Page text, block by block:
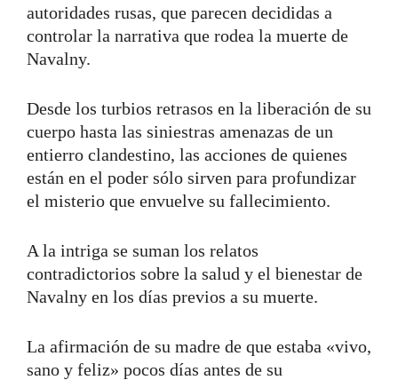
autoridades rusas, que parecen decididas a
controlar la narrativa que rodea la muerte de
Navalny.
Desde los turbios retrasos en la liberación de su
cuerpo hasta las siniestras amenazas de un
entierro clandestino, las acciones de quienes
están en el poder sólo sirven para profundizar
el misterio que envuelve su fallecimiento.
A la intriga se suman los relatos
contradictorios sobre la salud y el bienestar de
Navalny en los días previos a su muerte.
La afirmación de su madre de que estaba «vivo,
sano y feliz» pocos días antes de su